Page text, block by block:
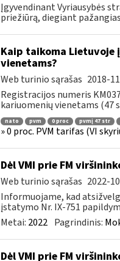
Įgyvendinant Vyriausybės
priežiūrą, diegiant
Kaip taikoma Lietuvoje
vienetams?
Web turinio sąrašas 2018-
Registracijos numeris
kariuomenių vienetams (47
nato pvm 0 proc pvmį 47 str
» 0 proc. PVM tarifas (VI
Dėl VMI prie FM
Web turinio sąrašas 2022-
Informuojame, kad
įstatymo Nr. IX-751
Metai: 2022 Pagrindinis:
Dėl VMI prie FM